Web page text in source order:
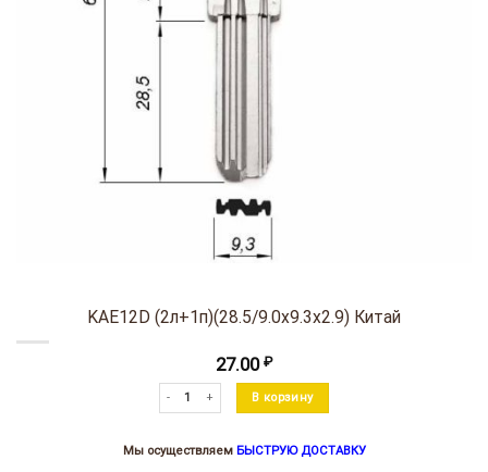
KAE12D (2л+1п)(28.5/9.0х9.3х2.9) Китай
27.00 ₽
Количество товара KAE12D (2л+1п)(28.5/9.0х9.3х2.9) Китай
В корзину
Мы осуществляем БЫСТРУЮ ДОСТАВКУ